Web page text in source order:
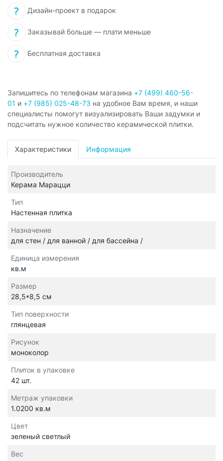
Дизайн-проект в подарок
Заказывай больше — плати меньше
Бесплатная доставка
Запишитесь по телефонам магазина +7 (499) 460-56-
01 и +7 (985) 025-48-73 на удобное Вам время, и наши
специалисты помогут визуализировать Ваши задумки и
подсчитать нужное количество керамической плитки.
Характеристики Информация
Производитель
Керама Марацци
Тип
Настенная плитка
Назначение
для стен / для ванной / для бассейна /
Единица измерения
кв.м
Размер
28,5*8,5 см
Тип поверхности
глянцевая
Рисунок
моноколор
Плиток в упаковке
42 шт.
Метраж упаковки
1.0200 кв.м
Цвет
зеленый светлый
Вес